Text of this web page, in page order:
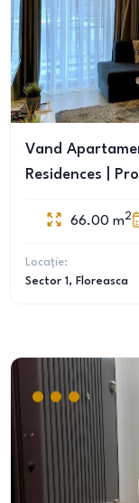
Vand
Residences |
66.00 m2
Locație:
Sector 1 , Floreasca